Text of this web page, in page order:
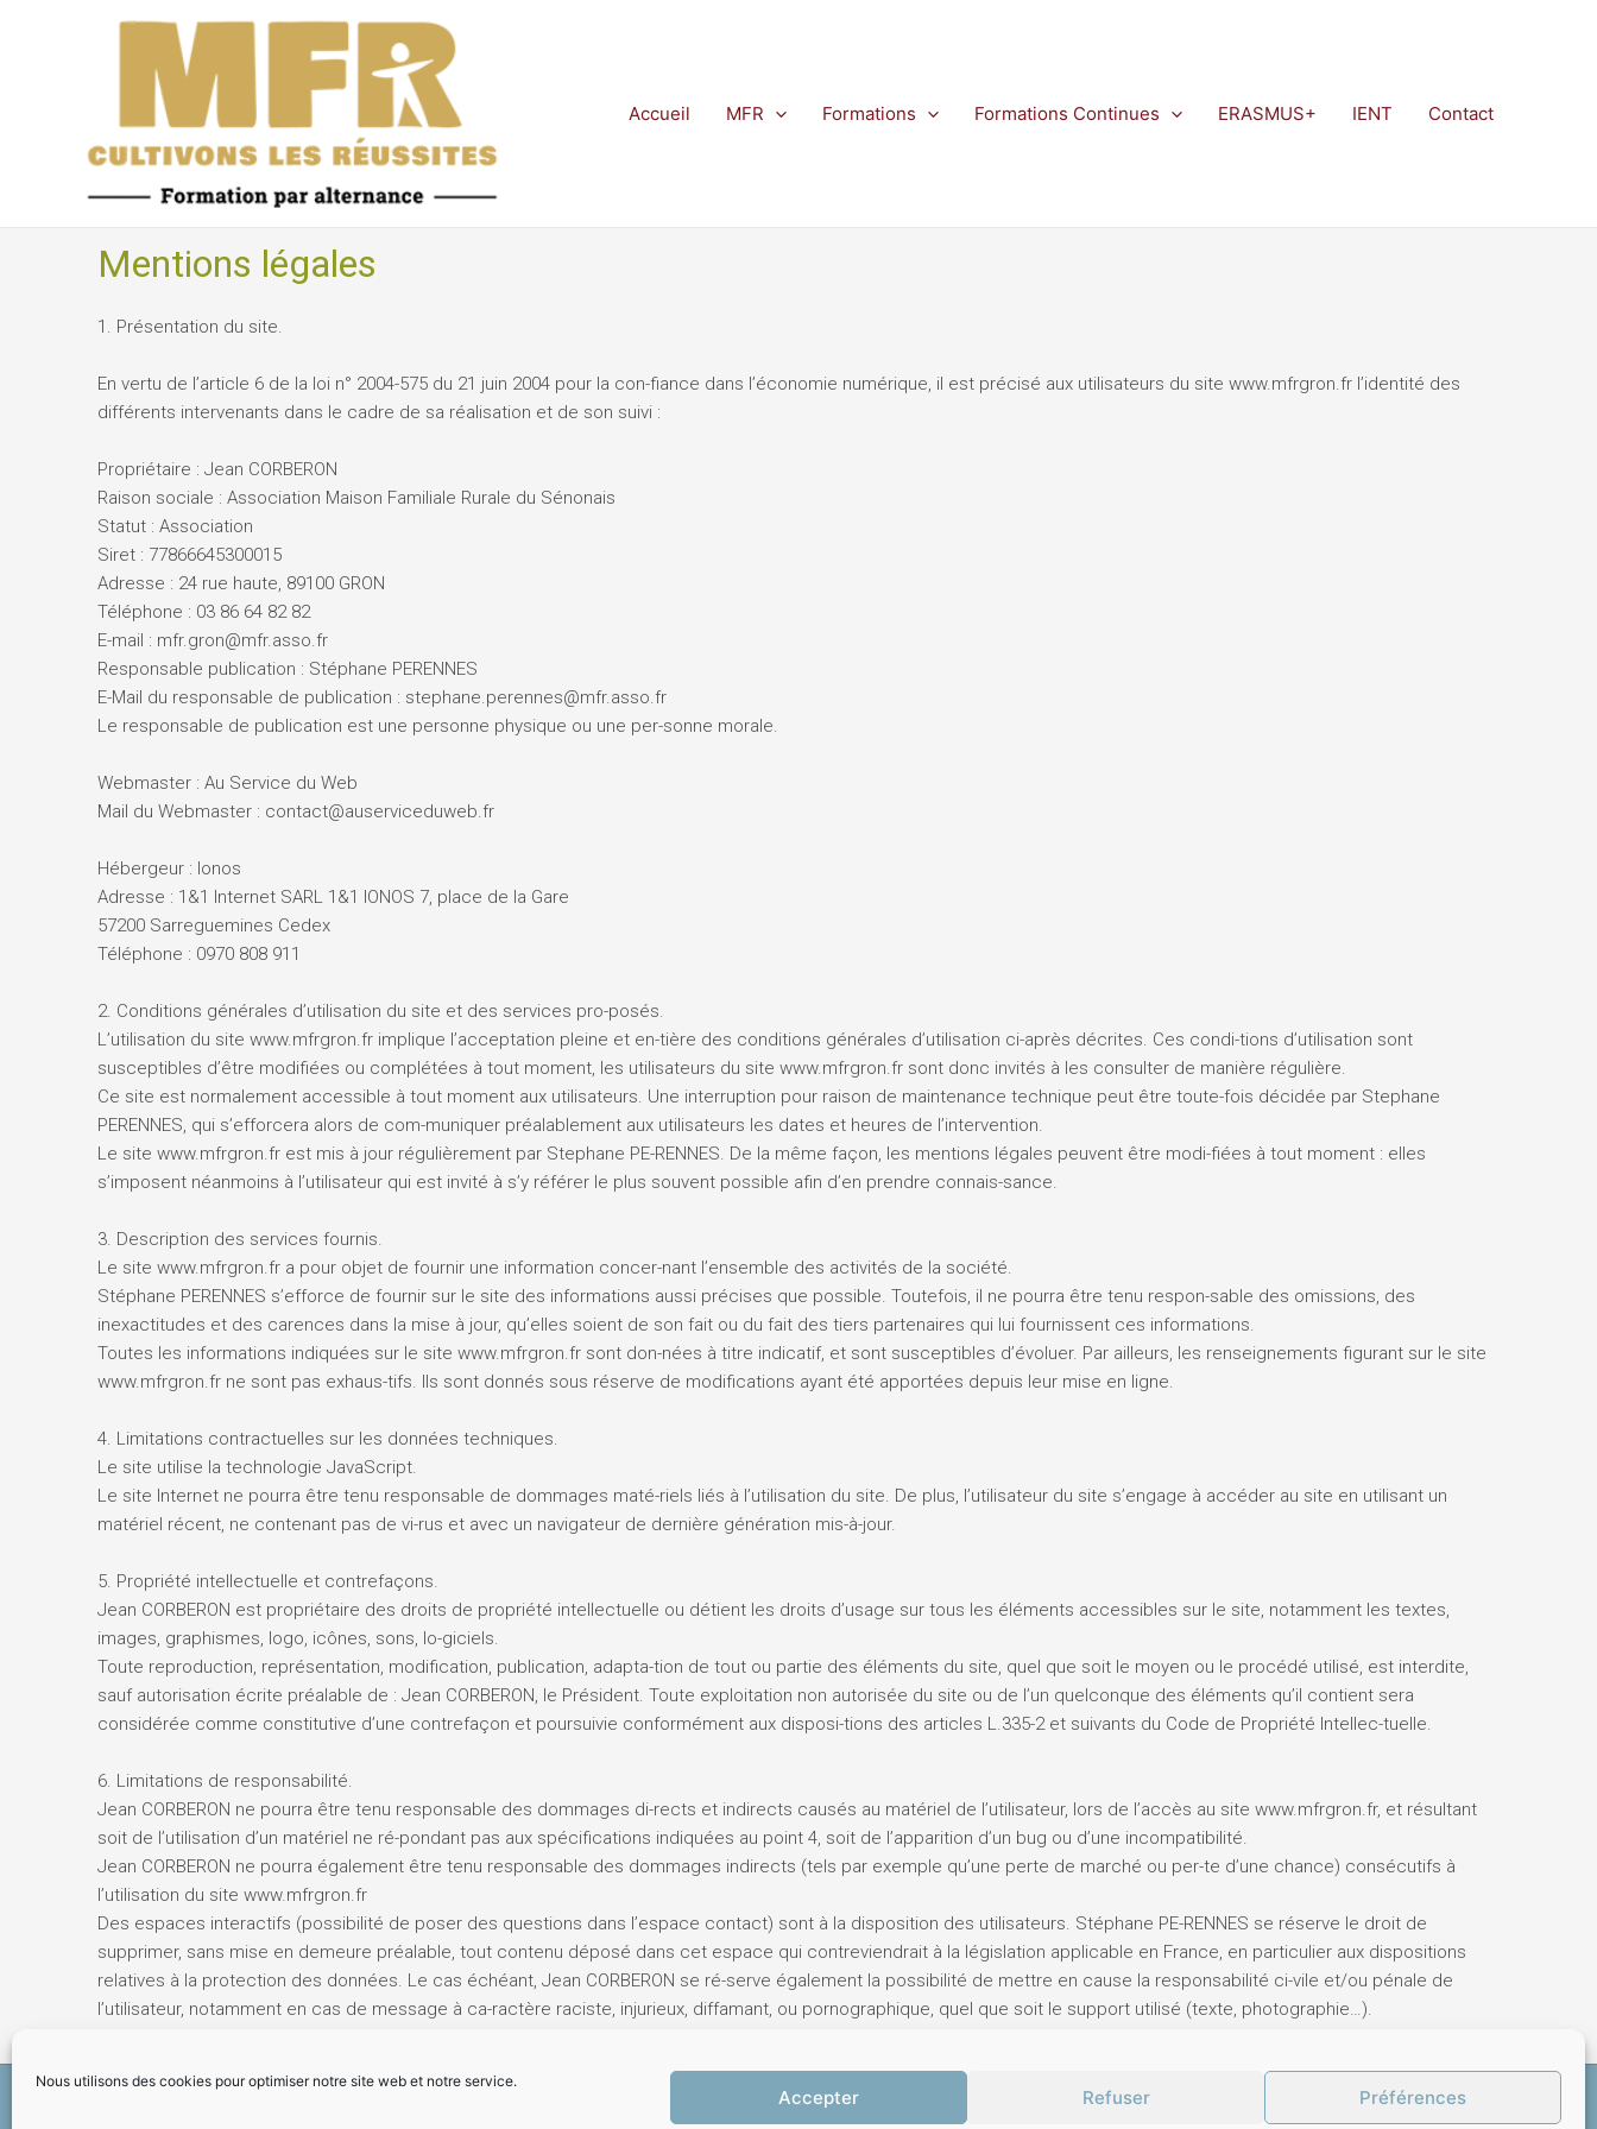
Nous utilisons des cookies pour optimiser notre site web et notre service.
Accepter Refuser Préférences
Accueil
MFR Formations Formations Continues ERASMUS+ IENT Contact
Mentions légales
1. Présentation du site.
En vertu de l’article 6 de la loi n° 2004-575 du 21 juin 2004 pour la con-fiance dans l’économie numérique, il est précisé aux utilisateurs du site www.mfrgron.fr l’identité des
différents intervenants dans le cadre de sa réalisation et de son suivi :
Propriétaire : Jean CORBERON
Raison sociale : Association Maison Familiale Rurale du Sénonais
Statut : Association
Siret : 77866645300015
Adresse : 24 rue haute, 89100 GRON
Téléphone : 03 86 64 82 82
E-mail : mfr.gron@mfr.asso.fr
Responsable publication : Stéphane PERENNES
E-Mail du responsable de publication : stephane.perennes@mfr.asso.fr
Le responsable de publication est une personne physique ou une per-sonne morale.
Webmaster : Au Service du Web
Mail du Webmaster : contact@auserviceduweb.fr
Hébergeur : Ionos
Adresse : 1&1 Internet SARL 1&1 IONOS 7, place de la Gare
57200 Sarreguemines Cedex
Téléphone : 0970 808 911
2. Conditions générales d’utilisation du site et des services pro-posés.
L’utilisation du site www.mfrgron.fr implique l’acceptation pleine et en-tière des conditions générales d’utilisation ci-après décrites. Ces condi-tions d’utilisation sont
susceptibles d’être modifiées ou complétées à tout moment, les utilisateurs du site www.mfrgron.fr sont donc invités à les consulter de manière régulière.
Ce site est normalement accessible à tout moment aux utilisateurs. Une interruption pour raison de maintenance technique peut être toute-fois décidée par Stephane
PERENNES, qui s’efforcera alors de com-muniquer préalablement aux utilisateurs les dates et heures de l’intervention.
Le site www.mfrgron.fr est mis à jour régulièrement par Stephane PE-RENNES. De la même façon, les mentions légales peuvent être modi-fiées à tout moment : elles
s’imposent néanmoins à l’utilisateur qui est invité à s’y référer le plus souvent possible afin d’en prendre connais-sance.
3. Description des services fournis.
Le site www.mfrgron.fr a pour objet de fournir une information concer-nant l’ensemble des activités de la société.
Stéphane PERENNES s’efforce de fournir sur le site des informations aussi précises que possible. Toutefois, il ne pourra être tenu respon-sable des omissions, des
inexactitudes et des carences dans la mise à jour, qu’elles soient de son fait ou du fait des tiers partenaires qui lui fournissent ces informations.
Toutes les informations indiquées sur le site www.mfrgron.fr sont don-nées à titre indicatif, et sont susceptibles d’évoluer. Par ailleurs, les renseignements figurant sur le site
www.mfrgron.fr ne sont pas exhaus-tifs. Ils sont donnés sous réserve de modifications ayant été apportées depuis leur mise en ligne.
4. Limitations contractuelles sur les données techniques.
Le site utilise la technologie JavaScript.
Le site Internet ne pourra être tenu responsable de dommages maté-riels liés à l’utilisation du site. De plus, l’utilisateur du site s’engage à accéder au site en utilisant un
matériel récent, ne contenant pas de vi-rus et avec un navigateur de dernière génération mis-à-jour.
5. Propriété intellectuelle et contrefaçons.
Jean CORBERON est propriétaire des droits de propriété intellectuelle ou détient les droits d’usage sur tous les éléments accessibles sur le site, notamment les textes,
images, graphismes, logo, icônes, sons, lo-giciels.
Toute reproduction, représentation, modification, publication, adapta-tion de tout ou partie des éléments du site, quel que soit le moyen ou le procédé utilisé, est interdite,
sauf autorisation écrite préalable de : Jean CORBERON, le Président. Toute exploitation non autorisée du site ou de l’un quelconque des éléments qu’il contient sera
considérée comme constitutive d’une contrefaçon et poursuivie conformément aux disposi-tions des articles L.335-2 et suivants du Code de Propriété Intellec-tuelle.
6. Limitations de responsabilité.
Jean CORBERON ne pourra être tenu responsable des dommages di-rects et indirects causés au matériel de l’utilisateur, lors de l’accès au site www.mfrgron.fr, et résultant
soit de l’utilisation d’un matériel ne ré-pondant pas aux spécifications indiquées au point 4, soit de l’apparition d’un bug ou d’une incompatibilité.
Jean CORBERON ne pourra également être tenu responsable des dommages indirects (tels par exemple qu’une perte de marché ou per-te d’une chance) consécutifs à
l’utilisation du site www.mfrgron.fr
Des espaces interactifs (possibilité de poser des questions dans l’espace contact) sont à la disposition des utilisateurs. Stéphane PE-RENNES se réserve le droit de
supprimer, sans mise en demeure préalable, tout contenu déposé dans cet espace qui contreviendrait à la législation applicable en France, en particulier aux dispositions
relatives à la protection des données. Le cas échéant, Jean CORBERON se ré-serve également la possibilité de mettre en cause la responsabilité ci-vile et/ou pénale de
l’utilisateur, notamment en cas de message à ca-ractère raciste, injurieux, diffamant, ou pornographique, quel que soit le support utilisé (texte, photographie…).
Copyright © 2026 MFR du Sénonais |